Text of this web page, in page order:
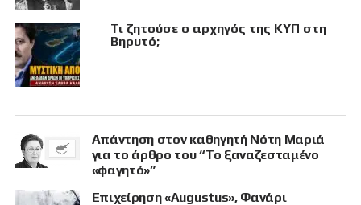
Τι ζητούσε ο αρχηγός της ΚΥΠ στη
Βηρυτό;
Απάντηση στον καθηγητή Νότη Μαριά
για το άρθρο του “Το ξαναζεσταμένο
«φαγητό»”
Επιχείρηση «Augustus», Φανάρι